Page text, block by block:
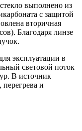
выполнено из
с защитой
вторичная
Благодаря линзе
эксплуатации в
световой поток
В источник
перегрева и